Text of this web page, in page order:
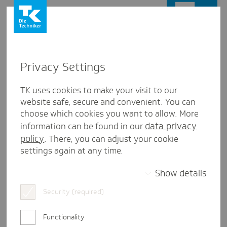
Kategorie:Planungsphase
Privacy Settings
TK uses cookies to make your visit to our
website safe, secure and convenient. You can
choose which cookies you want to allow. More
information can be found in our data privacy
policy. There, you can adjust your cookie
settings again at any time.
Show details
Security (required)
Functionality